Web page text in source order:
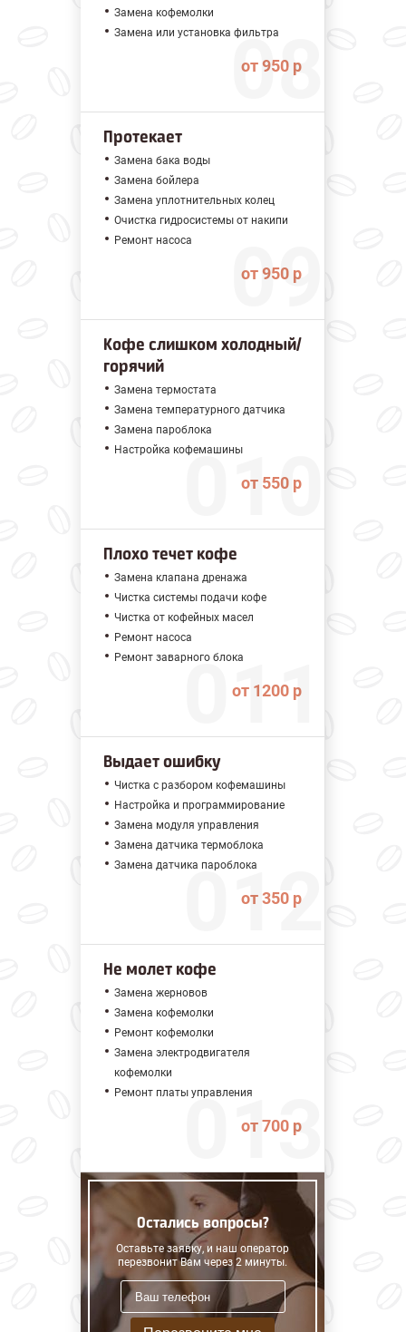
Замена кофемолки
Замена или установка фильтра
от 950 р
Протекает
Замена бака воды
Замена бойлера
Замена уплотнительных колец
Очистка гидросистемы от накипи
Ремонт насоса
от 950 р
Кофе слишком холодный/
горячий
Замена термостата
Замена температурного датчика
Замена пароблока
Настройка кофемашины
от 550 р
Плохо течет кофе
Замена клапана дренажа
Чистка системы подачи кофе
Чистка от кофейных масел
Ремонт насоса
Ремонт заварного блока
от 1200 р
Выдает ошибку
Чистка с разбором кофемашины
Настройка и программирование
Замена модуля управления
Замена датчика термоблока
Замена датчика пароблока
от 350 р
Не молет кофе
Замена жерновов
Замена кофемолки
Ремонт кофемолки
Замена электродвигателя
кофемолки
Ремонт платы управления
от 700 р
Остались вопросы?
Оставьте заявку, и наш оператор
перезвонит Вам через 2 минуты.